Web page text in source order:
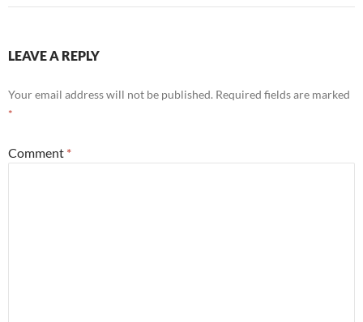
LEAVE A REPLY
Your email address will not be published. Required fields are marked
*
Comment *